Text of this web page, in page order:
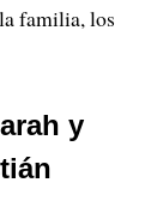
familia, los
y